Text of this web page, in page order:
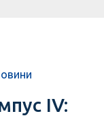
IV: